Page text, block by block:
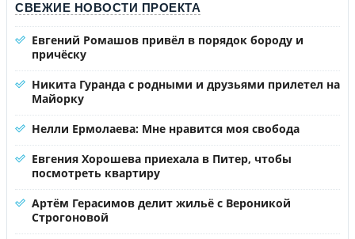
СВЕЖИЕ НОВОСТИ ПРОЕКТА
Евгений Ромашов привёл в порядок бороду и
причёску
Никита Гуранда с родными и друзьями прилетел на
Майорку
Нелли Ермолаева: Мне нравится моя свобода
Евгения Хорошева приехала в Питер, чтобы
посмотреть квартиру
Артём Герасимов делит жильё с Вероникой
Строгоновой